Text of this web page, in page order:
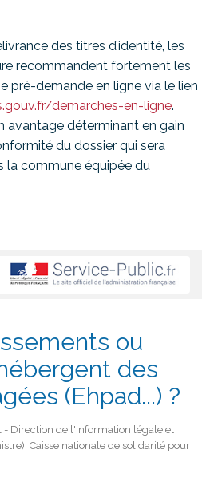
des titres d’identité, les
recommandent fortement les
pré-demande en ligne via le lien
demarches-en-ligne.
avantage déterminant en gain
du dossier qui sera
la commune équipée du
ou
des
(Ehpad...) ?
- Direction de l'information légale et
Caisse nationale de solidarité pour